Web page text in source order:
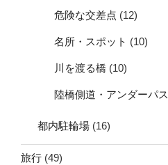
危険な交差点 (12)
名所・スポット (10)
川を渡る橋 (10)
陸橋側道・アンダーパス
都内駐輪場 (16)
旅行 (49)